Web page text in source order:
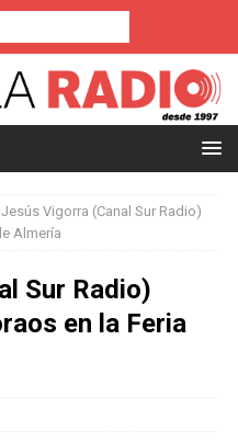
Jesús Vigorra (Canal Sur Radio)
Almería
Sur Radio)
en la Feria